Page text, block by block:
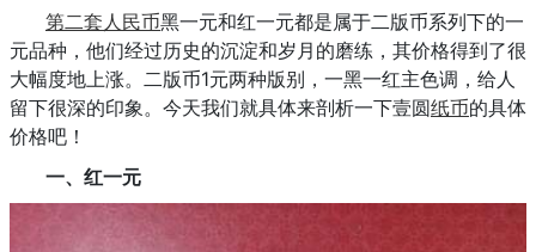
第二套人民币黑一元和红一元都是属于二版币系列下的一
元品种，他们经过历史的沉淀和岁月的磨练，其价格得到了很
大幅度地上涨。二版币1元两种版别，一黑一红主色调，给人
留下很深的印象。今天我们就具体来剖析一下壹圆纸币的具体
价格吧！
一、红一元